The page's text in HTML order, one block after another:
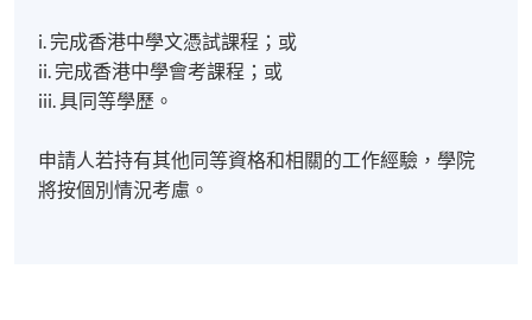
i. 完成香港中學文憑試課程；或
ii. 完成香港中學會考課程；或
iii. 具同等學歷。
申請人若持有其他同等資格和相關的工作經驗，學院
將按個別情況考慮。